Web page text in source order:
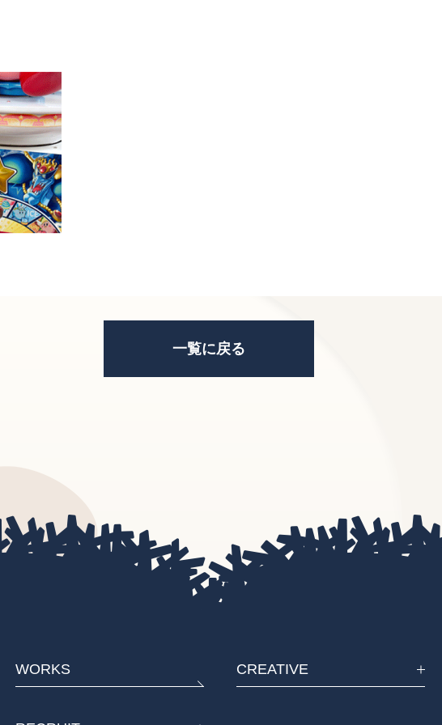
一覧に戻る
WORKS CREATIVE